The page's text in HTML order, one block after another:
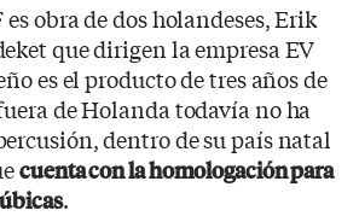
obra de dos holandeses, Erik
que dirigen la empresa EV
es el producto de tres años de
de Holanda todavía no ha
dentro de su país natal
cuenta con la homologación para
.